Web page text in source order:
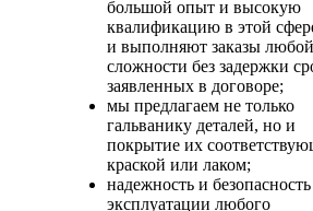
большой опыт и высокую
квалификацию в этой
и выполняют заказы любой
сложности без задержки
заявленных в договоре;
мы предлагаем не только
гальванику деталей, но и
покрытие их
краской или лаком;
надежность и
эксплуатации любого